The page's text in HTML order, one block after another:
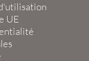
UE